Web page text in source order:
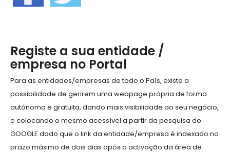
Registe a sua entidade /
empresa no Portal
Para as entidades/empresas de todo o País, existe a
possibilidade de gerirem uma webpage própria de forma
autónoma e gratuita, dando mais visibilidade ao seu negócio,
e colocando o mesmo acessível a partir da pesquisa do
GOOGLE dado que o link da entidade/empresa é indexado no
prazo máximo de dois dias após a activação da área de